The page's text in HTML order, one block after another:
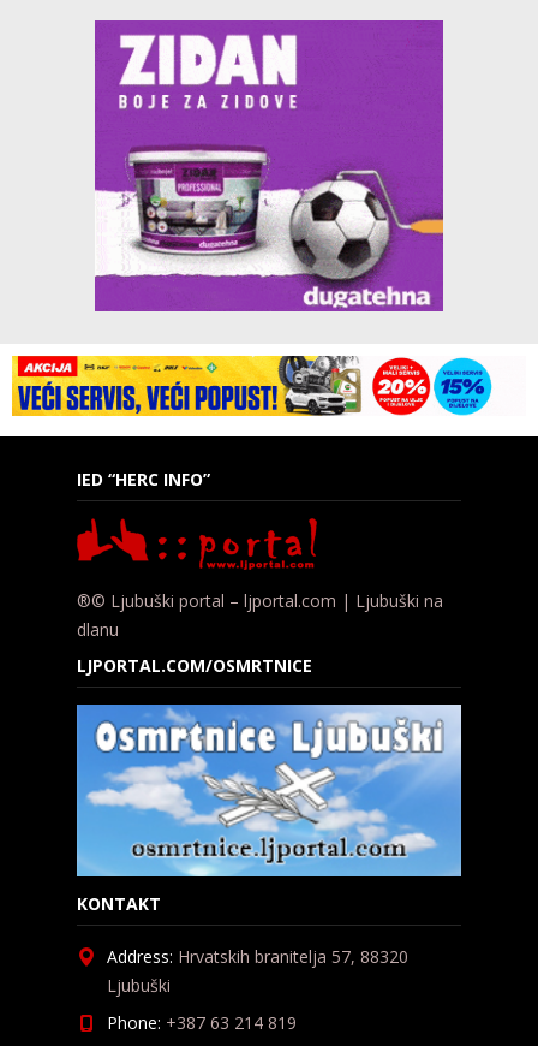
IED “HERC INFO”
®© Ljubuški portal – ljportal.com | Ljubuški na
dlanu
LJPORTAL.COM/OSMRTNICE
KONTAKT
Address: Hrvatskih branitelja 57, 88320
Ljubuški
Phone: +387 63 214 819